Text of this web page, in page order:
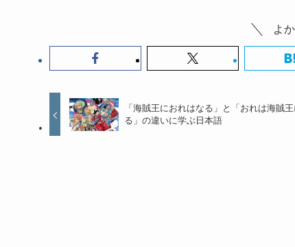
よ
「海賊王におれはなる」と「おれは海賊
る」の違いに学ぶ日本語